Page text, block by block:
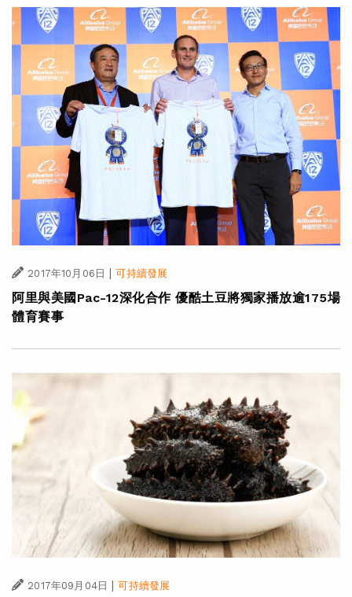
2017年10月06日 | 可持續發展
阿里與美國Pac-12深化合作 優酷土豆將獨家播放逾175場
體育賽事
2017年09月04日 | 可持續發展